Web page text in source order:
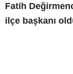
Fatih
ilçe başkanı